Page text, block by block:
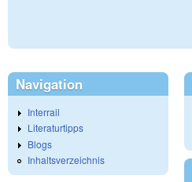
Navigation
Interrail
Literaturtipps
Blogs
Inhaltsverzeichnis